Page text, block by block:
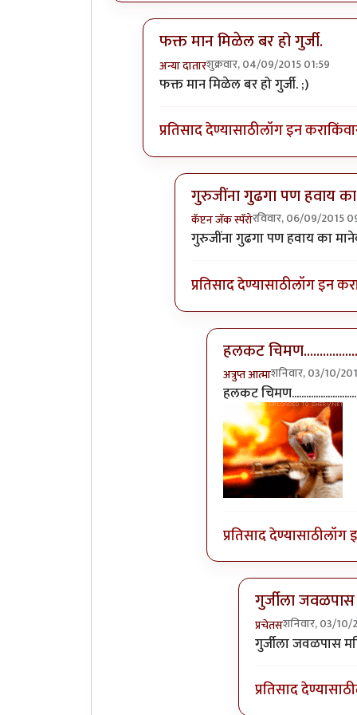
फक्त मान मिळेल बर हो गुर्जी.
अन्या दातारशुक्रवार, 04/09/2015 01:59
In reply toमी पयला... देणार देनार..
फक्त मान मिळेल बर हो गुर्जी. ;)
प्रतिसाद देण्यासाठीलॉग इन कराकिंवा
गुरुजींना गुढगा पण हवाय का
कॅप्टन जॅक स्पॅरोरविवार, 06/09/2015
In reply toफक्त मान मिळेल बर
गुरुजींना गुढगा पण हवाय का
प्रतिसाद देण्यासाठीलॉग इन
हलकट
अत्रुप्त आत्माशनिवार, 03/10/
In reply toगुरुजींना
हलकट
प्रतिसाद देण्यासाठीलॉग
गुर्जीला
प्रचेतसशनिवार, 03/10/
In reply toहलकट
गुर्जीला जवळपास
प्रतिसाद देण्यासाठी